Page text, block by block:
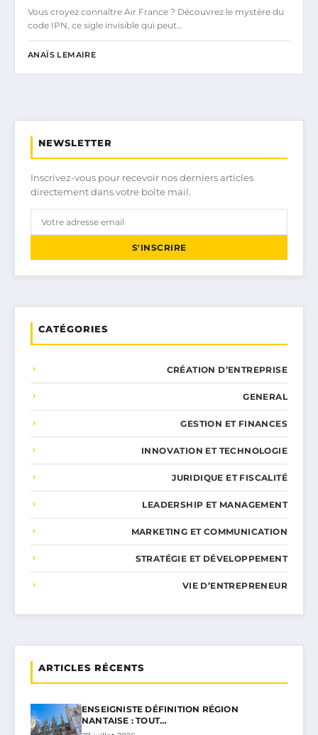
Vous croyez connaître Air France ? Découvrez le mystère du
code IPN, ce sigle invisible qui peut…
ANAÏS LEMAIRE
NEWSLETTER
Inscrivez-vous pour recevoir nos derniers articles
directement dans votre boîte mail.
S'INSCRIRE
CATÉGORIES
CRÉATION D’ENTREPRISE
GENERAL
GESTION ET FINANCES
INNOVATION ET TECHNOLOGIE
JURIDIQUE ET FISCALITÉ
LEADERSHIP ET MANAGEMENT
MARKETING ET COMMUNICATION
STRATÉGIE ET DÉVELOPPEMENT
VIE D’ENTREPRENEUR
ARTICLES RÉCENTS
ENSEIGNISTE DÉFINITION RÉGION
NANTAISE : TOUT…